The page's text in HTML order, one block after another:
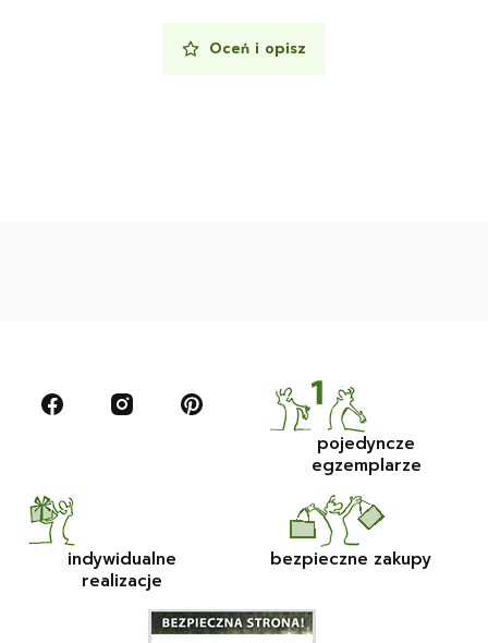
Oceń i opisz
pojedyncze
egzemplarze
indywidualne
realizacje
bezpieczne zakupy